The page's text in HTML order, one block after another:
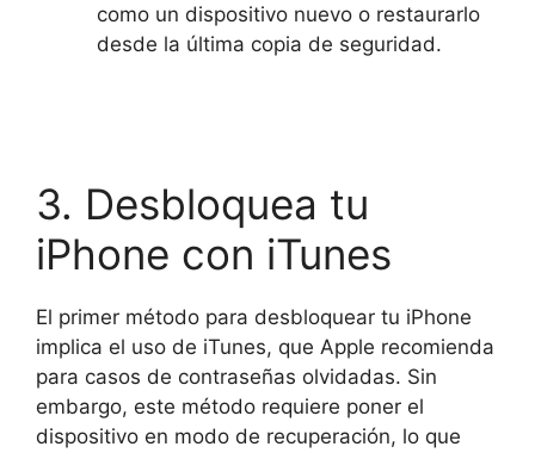
como un dispositivo nuevo o restaurarlo
desde la última copia de seguridad.
3. Desbloquea tu
iPhone con iTunes
El primer método para desbloquear tu iPhone
implica el uso de iTunes, que Apple recomienda
para casos de contraseñas olvidadas. Sin
embargo, este método requiere poner el
dispositivo en modo de recuperación, lo que